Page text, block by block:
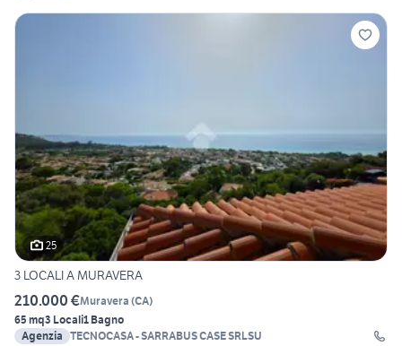
25
3 LOCALI A MURAVERA
210.000 €Muravera (CA)
65 mq3 Locali1 Bagno
Agenzia TECNOCASA - SARRABUS CASE SRLSU